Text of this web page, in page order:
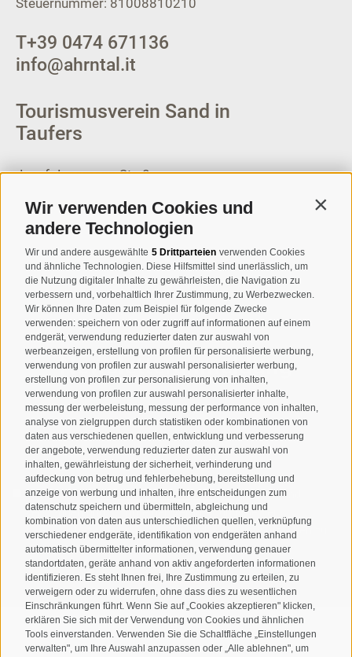
Wir verwenden Cookies und
andere Technologien
Wir und andere ausgewählte 5 Drittparteien verwenden Cookies
und ähnliche Technologien. Diese Hilfsmittel sind unerlässlich, um
die Nutzung digitaler Inhalte zu gewährleisten, die Navigation zu
verbessern und, vorbehaltlich Ihrer Zustimmung, zu Werbezwecken.
Wir können Ihre Daten zum Beispiel für folgende Zwecke
verwenden: speichern von oder zugriff auf informationen auf einem
endgerät, verwendung reduzierter daten zur auswahl von
werbeanzeigen, erstellung von profilen für personalisierte werbung,
verwendung von profilen zur auswahl personalisierter werbung,
erstellung von profilen zur personalisierung von inhalten,
verwendung von profilen zur auswahl personalisierter inhalte,
messung der werbeleistung, messung der performance von inhalten,
analyse von zielgruppen durch statistiken oder kombinationen von
daten aus verschiedenen quellen, entwicklung und verbesserung
der angebote, verwendung reduzierter daten zur auswahl von
inhalten, gewährleistung der sicherheit, verhinderung und
aufdeckung von betrug und fehlerbehebung, bereitstellung und
anzeige von werbung und inhalten, ihre entscheidungen zum
datenschutz speichern und übermitteln, abgleichung und
kombination von daten aus unterschiedlichen quellen, verknüpfung
verschiedener endgeräte, identifikation von endgeräten anhand
automatisch übermittelter informationen, verwendung genauer
standortdaten, geräte anhand von aktiv angeforderten informationen
identifizieren. Es steht Ihnen frei, Ihre Zustimmung zu erteilen, zu
verweigern oder zu widerrufen, ohne dass dies zu wesentlichen
Einschränkungen führt. Wenn Sie auf „Cookies akzeptieren" klicken,
erklären Sie sich mit der Verwendung von Cookies und ähnlichen
Tools einverstanden. Verwenden Sie die Schaltfläche „Einstellungen
verwalten", um Ihre Auswahl anzupassen oder „Alle ablehnen", um
Steuernummer: 81008810210
T+39 0474 671136
info@ahrntal.it
Tourismusverein Sand in
Taufers
Josef-Jungmann-Str. 8
MWSt.-Nr: 00518320213
T+39 0474 678076
info@taufers.com
Newsletteranmeldung
Ich habe dieDatenschutzbestimmungengelesen und
verstanden und stimme der Verarbeitung meiner
personenbezogenen Daten durch den Verantwortlichen zu
ANMELDEN